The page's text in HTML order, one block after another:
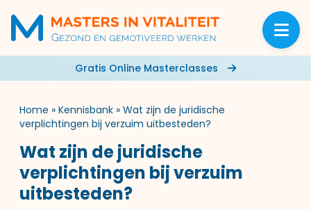
Gratis Online Masterclasses
Home » Kennisbank » Wat zijn de juridische
verplichtingen bij verzuim uitbesteden?
Wat zijn de juridische
verplichtingen bij verzuim
uitbesteden?